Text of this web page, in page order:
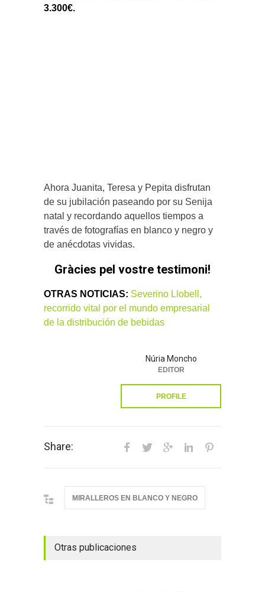
3.300€.
Ahora Juanita, Teresa y Pepita disfrutan
de su jubilación paseando por su Senija
natal y recordando aquellos tiempos a
través de fotografías en blanco y negro y
de anécdotas vividas.
Gràcies pel vostre testimoni!
OTRAS NOTICIAS: Severino Llobell,
recorrido vital por el mundo empresarial
de la distribución de bebidas
Núria Moncho
EDITOR
PROFILE
Share:
MIRALLEROS EN BLANCO Y NEGRO
Otras publicaciones